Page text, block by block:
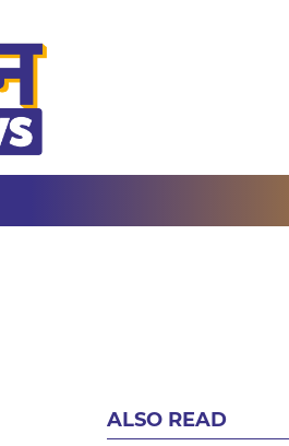
ALSO READ